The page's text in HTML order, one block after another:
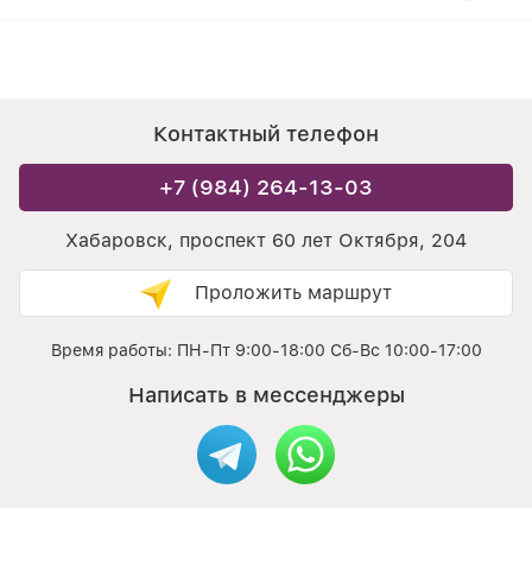
Контактный телефон
+7 (984) 264-13-03
Хабаровск, проспект 60 лет Октября, 204
Проложить маршрут
Время работы: ПН-Пт 9:00-18:00 Сб-Вс 10:00-17:00
Написать в мессенджеры